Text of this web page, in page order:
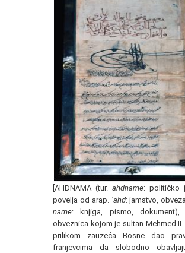
[AHDNAMA (tur. ahdname: političko
povelja od arap. ‘ahd: jamstvo,
name: knjiga, pismo, dokument),
obveznica kojom je sultan Mehmed II.
prilikom zauzeća Bosne dao
franjevcima da slobodno